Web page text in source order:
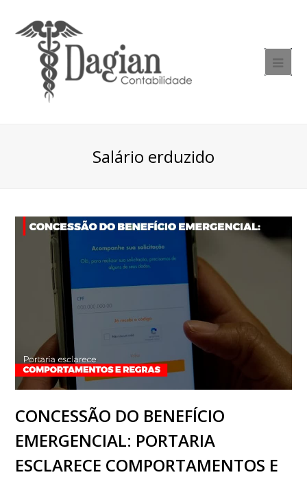
Salário erduzido
CONCESSÃO DO BENEFÍCIO
EMERGENCIAL: PORTARIA
ESCLARECE COMPORTAMENTOS E